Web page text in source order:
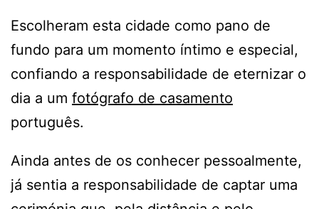
Escolheram esta cidade como pano de
fundo para um momento íntimo e especial,
confiando a responsabilidade de eternizar o
dia a um fotógrafo de casamento
português.
Ainda antes de os conhecer pessoalmente,
já sentia a responsabilidade de captar uma